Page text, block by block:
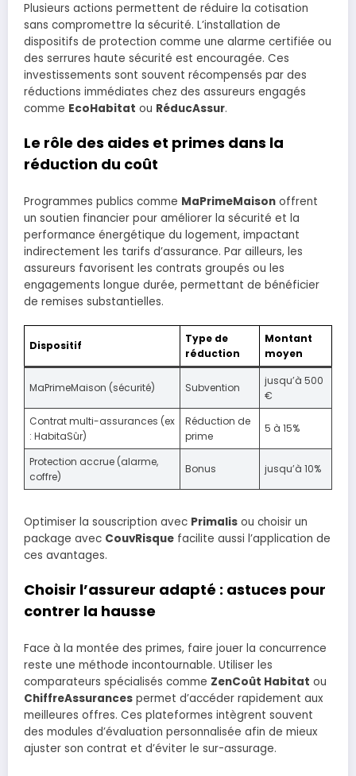
Plusieurs actions permettent de réduire la cotisation
sans compromettre la sécurité. L’installation de
dispositifs de protection comme une alarme certifiée ou
des serrures haute sécurité est encouragée. Ces
investissements sont souvent récompensés par des
réductions immédiates chez des assureurs engagés
comme EcoHabitat ou RéducAssur.
Le rôle des aides et primes dans la
réduction du coût
Programmes publics comme MaPrimeMaison offrent
un soutien financier pour améliorer la sécurité et la
performance énergétique du logement, impactant
indirectement les tarifs d’assurance. Par ailleurs, les
assureurs favorisent les contrats groupés ou les
engagements longue durée, permettant de bénéficier
de remises substantielles.
Dispositif
Type de
réduction
Montant
moyen
MaPrimeMaison (sécurité) Subvention
jusqu’à 500
€
Contrat multi-assurances (ex
: HabitaSûr)
Réduction de
prime
5 à 15%
Protection accrue (alarme,
coffre)
Bonus jusqu’à 10%
Optimiser la souscription avec Primalis ou choisir un
package avec CouvRisque facilite aussi l’application de
ces avantages.
Choisir l’assureur adapté : astuces pour
contrer la hausse
Face à la montée des primes, faire jouer la concurrence
reste une méthode incontournable. Utiliser les
comparateurs spécialisés comme ZenCoût Habitat ou
ChiffreAssurances permet d’accéder rapidement aux
meilleures offres. Ces plateformes intègrent souvent
des modules d’évaluation personnalisée afin de mieux
ajuster son contrat et d’éviter le sur-assurage.